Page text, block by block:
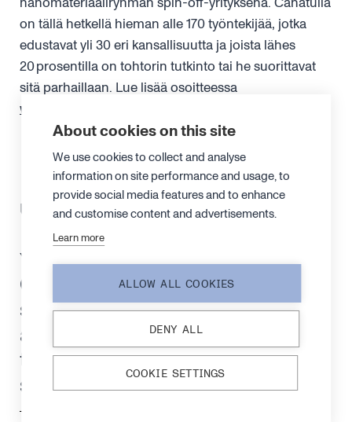
on tällä hetkellä hieman alle 170 työntekijää, jotka
edustavat yli 30 eri kansallisuutta ja joista lähes
20 prosentilla on tohtorin tutkinto tai he suorittavat
sitä parhaillaan. Lue lisää osoitteessa
www.canatu.com
Uusimmat tiedotteet
YHTIÖTIEDOTE
Canatu päivittää
strategiansa sekä pitkän
aikavälin taloudelliset
tavoitteensa; siirtyy
skaalautuvaan arvonluontiin
About cookies on this site
We use cookies to collect and analyse
information on site performance and usage, to
provide social media features and to enhance
and customise content and advertisements.
Learn more
ALLOW ALL COOKIES
DENY ALL
COOKIE SETTINGS